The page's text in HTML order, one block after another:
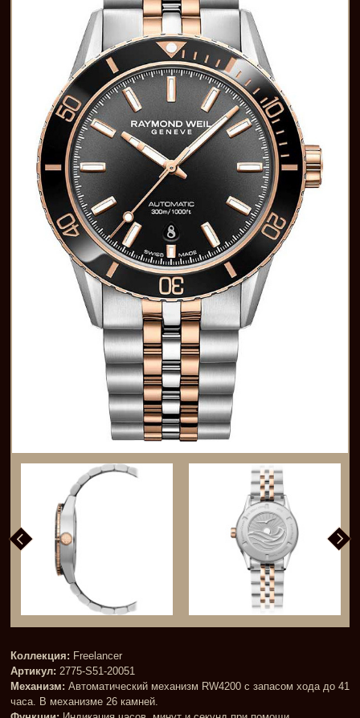
Коллекция: Freelancer
Артикул: 2775-S51-20051
Механизм: Автоматический механизм RW4200 с запасом хода до 41
часа. В механизме 26 камней.